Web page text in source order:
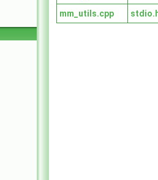
mm_utils.cpp